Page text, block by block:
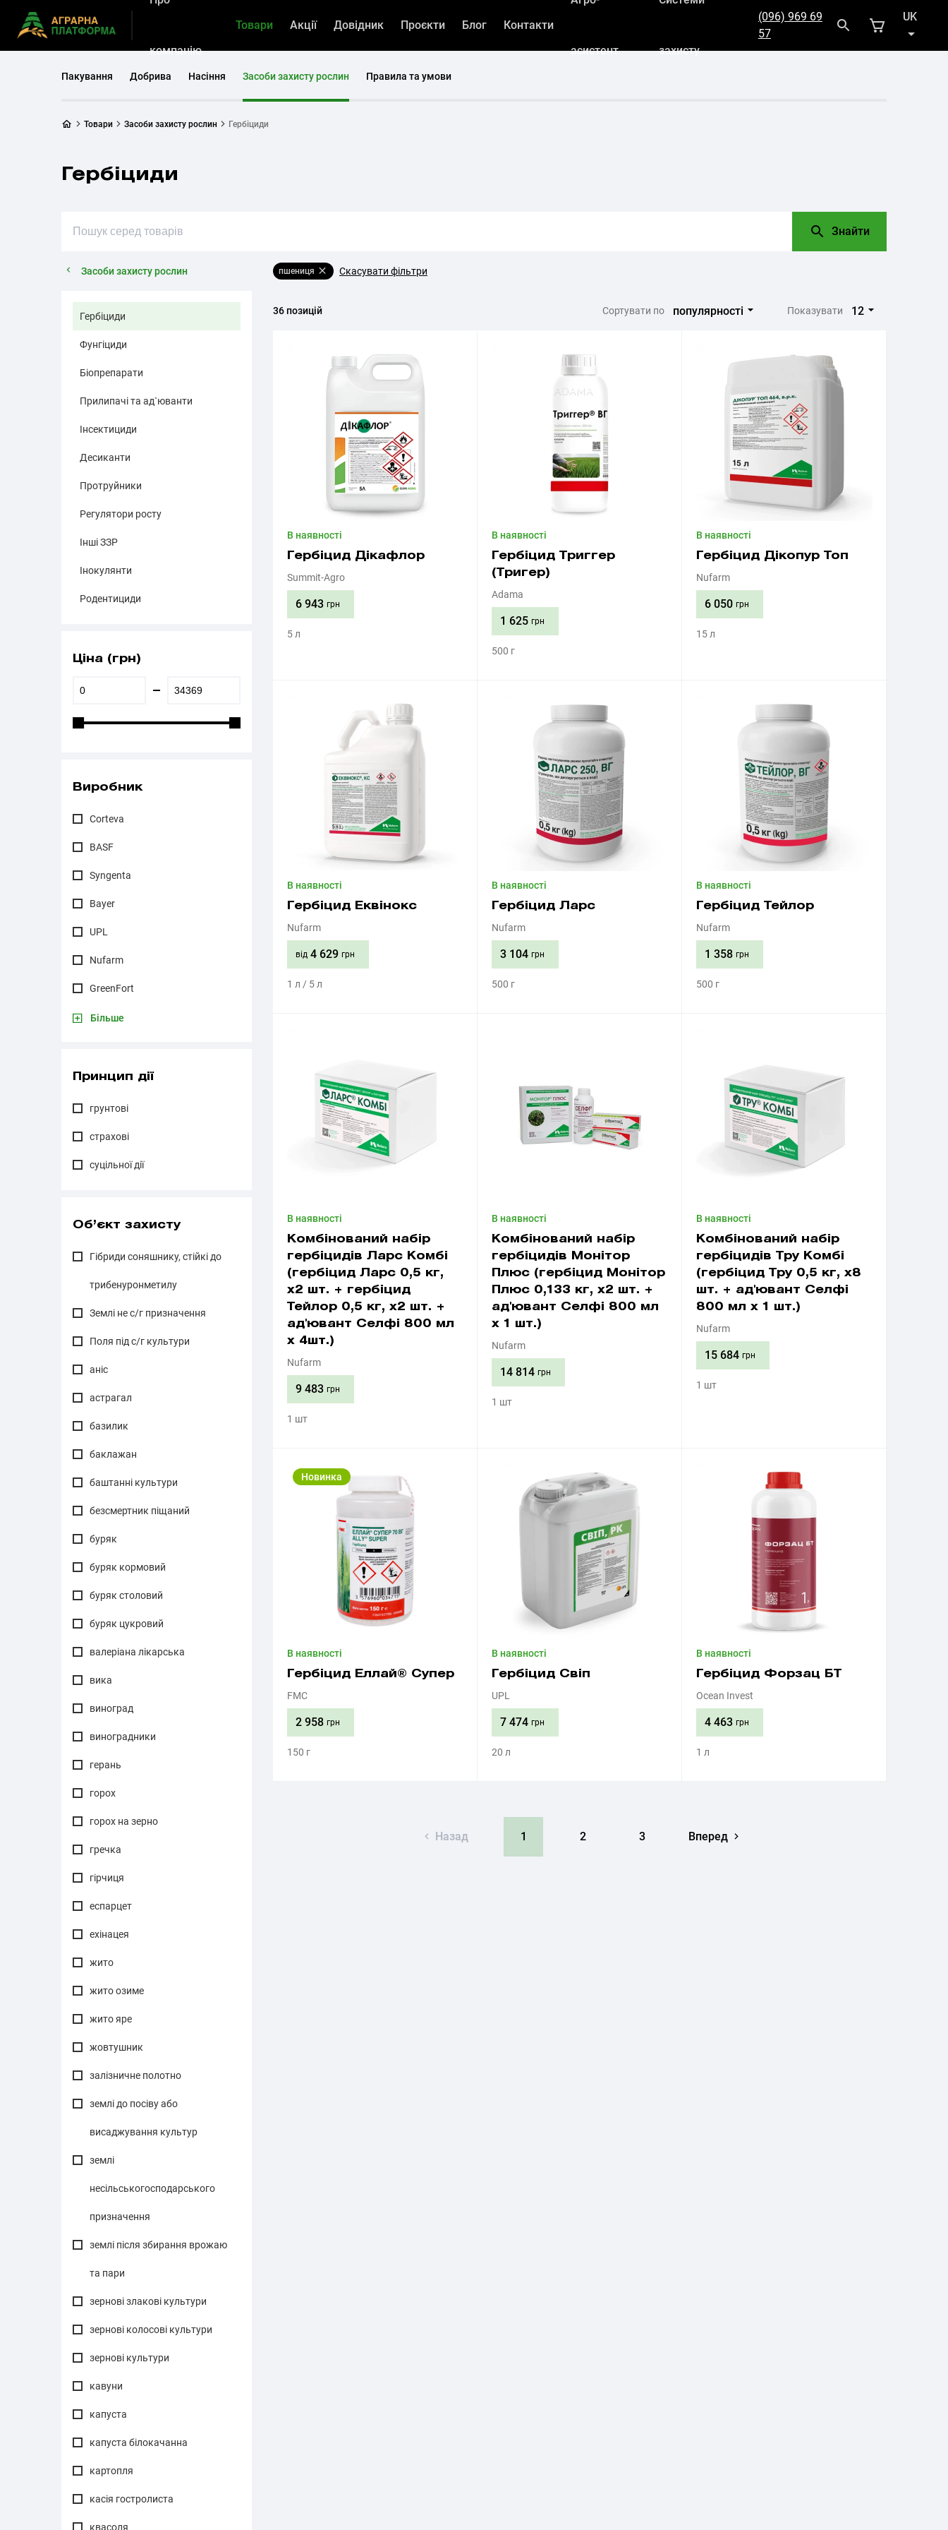
компанію
Товари Акції Довідник Проєкти Блог Контакти
асистент захисту
(096) 969 69
57
UK
RU
Пакування Добрива Насіння Засоби захисту рослин Правила та умови
Товари Засоби захисту рослин Гербіциди
Гербіциди
Знайти
Засоби захисту рослин
Гербіциди
Фунгіциди
Біопрепарати
Прилипачі та ад`юванти
Інсектициди
Десиканти
Протруйники
Регулятори росту
Інші ЗЗР
Інокулянти
Родентициди
Ціна (грн)
Виробник
Corteva
BASF
Syngenta
Bayer
UPL
Nufarm
GreenFort
Більше
Принцип дії
грунтові
страхові
суцільної дії
Об’єкт захисту
Гібриди соняшнику, стійкі до
трибенуронметилу
Землі не с/г призначення
Поля під с/г культури
аніс
астрагал
базилик
баклажан
баштанні культури
безсмертник піщаний
буряк
буряк кормовий
буряк столовий
буряк цукровий
валеріана лікарська
вика
виноград
виноградники
герань
горох
горох на зерно
гречка
гірчиця
еспарцет
ехінацея
жито
жито озиме
жито яре
жовтушник
залізничне полотно
землі до посіву або
висаджування культур
землі
несільськогосподарського
призначення
землі після збирання врожаю
та пари
зернові злакові культури
зернові колосові культури
зернові культури
кавуни
капуста
капуста білокачанна
картопля
касія гостролиста
квасоля
пшениця Скасувати фільтри
36 позицій Cортувати по популярності Показувати 12
В наявності
Гербіцид Дікафлор
Summit-Agro
6 943 грн
5 л
В наявності
Гербіцид Триггер
(Тригер)
Adama
1 625 грн
500 г
В наявності
Гербіцид Дікопур Топ
Nufarm
6 050 грн
15 л
В наявності
Гербіцид Еквінокс
Nufarm
від 4 629 грн
1 л / 5 л
В наявності
Гербіцид Ларс
Nufarm
3 104 грн
500 г
В наявності
Гербіцид Тейлор
Nufarm
1 358 грн
500 г
В наявності
Комбінований набір
гербіцидів Ларс Комбі
(гербіцид Ларс 0,5 кг,
х2 шт. + гербіцид
Тейлор 0,5 кг, х2 шт. +
ад'ювант Селфі 800 мл
х 4шт.)
Nufarm
9 483 грн
1 шт
В наявності
Комбінований набір
гербіцидів Монітор
Плюс (гербіцид Монітор
Плюс 0,133 кг, х2 шт. +
ад'ювант Селфі 800 мл
х 1 шт.)
Nufarm
14 814 грн
1 шт
В наявності
Комбінований набір
гербіцидів Тру Комбі
(гербіцид Тру 0,5 кг, х8
шт. + ад'ювант Селфі
800 мл х 1 шт.)
Nufarm
15 684 грн
1 шт
Новинка
В наявності
Гербіцид Еллай® Супер
FMC
2 958 грн
150 г
В наявності
Гербіцид Свіп
UPL
7 474 грн
20 л
В наявності
Гербіцид Форзац БТ
Ocean Invest
4 463 грн
1 л
Назад 1 2 3 Вперед